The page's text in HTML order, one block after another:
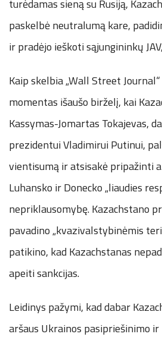
turėdamas sieną su Rusiją,
paskelbė neutralumą kare,
ir pradėjo ieškoti sąjungininkų
Kaip skelbia „Wall Street
momentas išaušo birželį, kai
Kassymas-Jomartas Tokajevas,
prezidentui Vladimirui Putinui,
vientisumą ir atsisakė pripažinti
Luhansko ir Donecko „liaudies
nepriklausomybę. Kazachstano
pavadino „kvazivalstybinėmis
patikino, kad Kazachstanas
apeiti sankcijas.
Leidinys pažymi, kad dabar
aršaus Ukrainos pasipriešinimo